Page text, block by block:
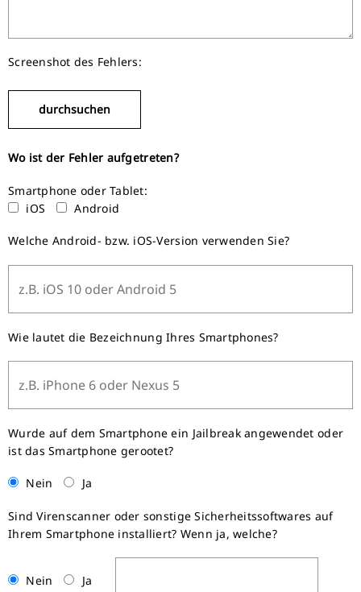
Screenshot des Fehlers:
Wo ist der Fehler aufgetreten?
Smartphone oder Tablet:
iOS
Android
Welche Android- bzw. iOS-Version verwenden Sie?
Wie lautet die Bezeichnung Ihres Smartphones?
Wurde auf dem Smartphone ein Jailbreak angewendet oder
ist das Smartphone gerootet?
Nein Ja
Sind Virenscanner oder sonstige Sicherheitssoftwares auf
Ihrem Smartphone installiert? Wenn ja, welche?
Nein Ja